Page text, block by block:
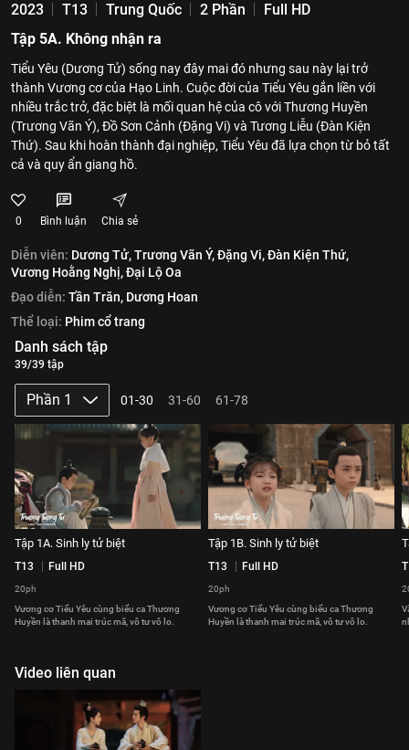
2023 T13 Trung Quốc 2 Phần
Full HD
Tập 5A. Không nhận ra
Tiểu Yêu (Dương Tử) sống nay đây mai đó nhưng sau này lại trở
thành Vương cơ của Hạo Linh. Cuộc đời của Tiểu Yêu gắn liền với
nhiều trắc trở, đặc biệt là mối quan hệ của cô với Thương Huyền
(Trương Vãn Ý), Đồ Sơn Cảnh (Đặng Vi) và Tương Liễu (Đàn Kiện
Thứ). Sau khi hoàn thành đại nghiệp, Tiểu Yêu đã lựa chọn từ bỏ tất
cả và quy ẩn giang hồ.
0 Bình luận Chia sẻ
Diễn viên: Dương Tử,Trương Vãn Ý,Đặng Vi,Đàn Kiện Thứ,
Vương Hoằng Nghị,Đại Lộ Oa
Đạo diễn: Tần Trăn, Dương Hoan
Thể loại: Phim cổ trang
Danh sách tập
39/39 tập
Phần 1 01-30 31-60 61-78
Tập 1A. Sinh ly tử biệt
T13 Full HD
20ph
Vương cơ Tiểu Yêu cùng biểu ca Thương
Huyền là thanh mai trúc mã, vô tư vô lo.
Tập 1B. Sinh ly tử biệt
T13 Full HD
20ph
Vương cơ Tiểu Yêu cùng biểu ca Thương
Huyền là thanh mai trúc mã, vô tư vô lo.
Video liên quan